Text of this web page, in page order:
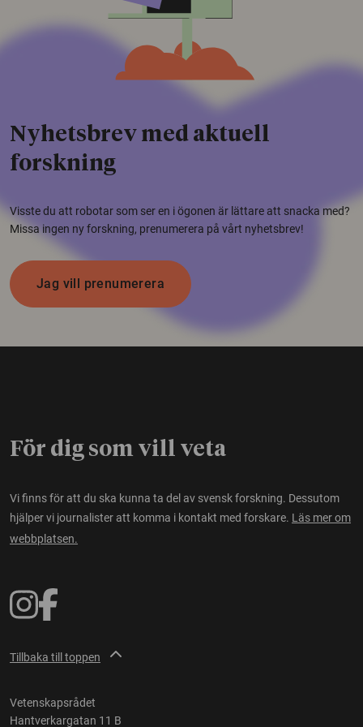
Nyhetsbrev med aktuell
forskning
Visste du att robotar som ser en i ögonen är lättare att snacka med?
Missa ingen ny forskning, prenumerera på vårt nyhetsbrev!
Jag vill prenumerera
För dig som vill veta
Vi finns för att du ska kunna ta del av svensk forskning. Dessutom
hjälper vi journalister att komma i kontakt med forskare. Läs mer om
webbplatsen.
Tillbaka till toppen
Vetenskapsrådet
Hantverkargatan 11 B